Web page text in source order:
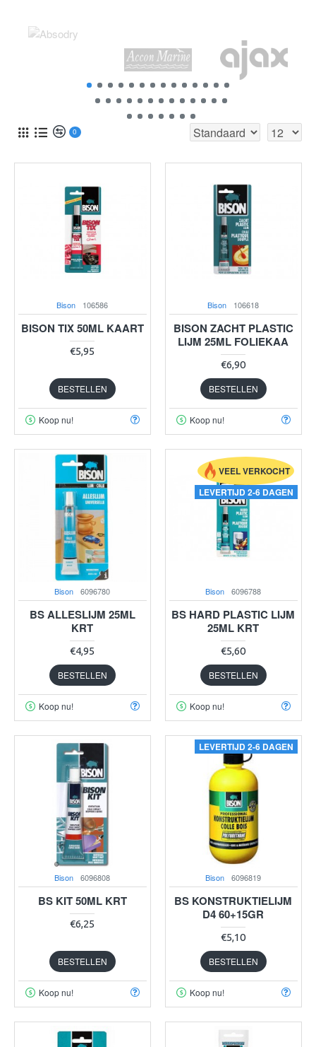
0
Bison 106586
BISON TIX 50ML KAART
€5,95
BESTELLEN
Koop nu!
Bison 106618
BISON ZACHT PLASTIC
LIJM 25ML FOLIEKAA
€6,90
BESTELLEN
Koop nu!
Bison 6096780
BS ALLESLIJM 25ML
KRT
€4,95
BESTELLEN
Koop nu!
VEEL VERKOCHT
LEVERTIJD 2-6 DAGEN
Bison 6096788
BS HARD PLASTIC LIJM
25ML KRT
€5,60
BESTELLEN
Koop nu!
Bison 6096808
BS KIT 50ML KRT
€6,25
BESTELLEN
Koop nu!
LEVERTIJD 2-6 DAGEN
Bison 6096819
BS KONSTRUKTIELIJM
D4 60+15GR
€5,10
BESTELLEN
Koop nu!